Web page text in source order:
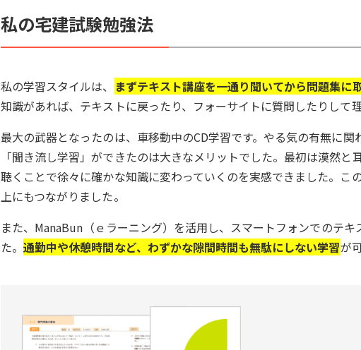
私の宅建試験勉強法
私の学習スタイルは、 まずテキスト講座を一通り聞いてから問題集に
知識があれば、テキストに戻ったり、フォーサイトに質問したりして
最大の武器となったのは、車移動中のCD学習です。やる気の有無に関
「聞き流し学習」ができたのは大きなメリットでした。最初は漠然
聴くことで徐々に確かな知識に変わっていくのを実感できました。こ
上にもつながりました。
また、ManaBun（ｅラーニング）を活用し、スマートフォンでのテ
た。通勤中や休憩時間など、わずかな隙間時間も無駄にしない学習が